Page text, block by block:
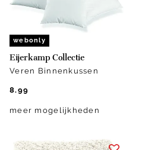
webonly
Eijerkamp Collectie
Veren Binnenkussen
8.99
meer mogelijkheden